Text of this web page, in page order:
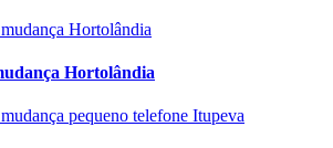
Hortolândia